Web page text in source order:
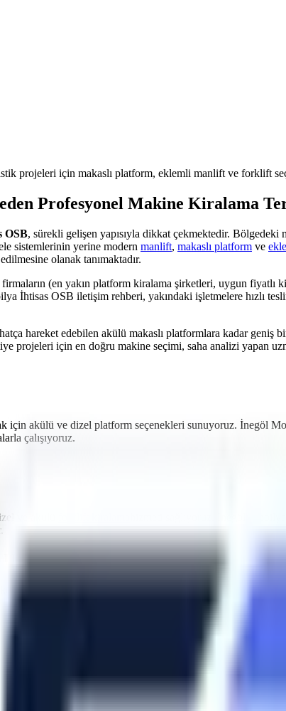
projeleri için makaslı platform, eklemli manlift ve forklift
Profesyonel Makine Kiralama
OSB, sürekli gelişen yapısıyla dikkat çekmektedir. Bölgedeki
sistemlerinin yerine modern manlift, makaslı platform ve
olanak tanımaktadır.
(en yakın platform kiralama şirketleri, uygun
İhtisas OSB iletişim rehberi, yakındaki işletmelere hızlı
hareket edebilen akülü makaslı platformlara kadar geniş
projeleri için en doğru makine seçimi, saha analizi yapan
için akülü ve dizel platform seçenekleri sunuyoruz. İnegöl
çalışıyoruz.
ve akülü
Filo
kullanılan ekipmanların standartlara uygun olmasıdır.
Makinelerimizin tamamı
yapacak araçlarımız, operatörün güvenliğini en üst düzeyde
Platform olarak kendi çekicilerimiz ve özel nakliye filomuzla
projenizde hazır olmasını sağlayarak olası maliyet